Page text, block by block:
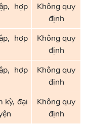
hợp
Không quy
định
hợp
Không quy
định
hợp
Không quy
định
kỳ, đại
Không quy
định